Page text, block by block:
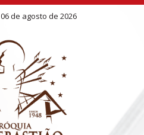
de agosto de 2026